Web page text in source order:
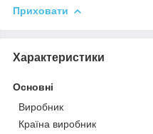
Приховати
Характеристики
Основні
Виробник
Країна виробник